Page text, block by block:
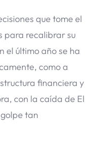
que tome el
para recalibrar su
el último año se ha
como a
financiera y
con la caída de El
tan